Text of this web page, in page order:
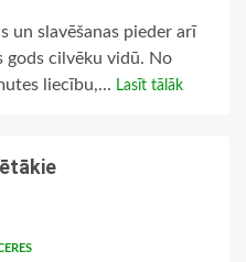
un slavēšanas pieder arī
gods cilvēku vidū. No
liecību,... Lasīt tālāk